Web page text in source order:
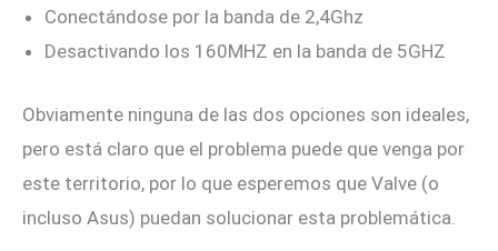
Conectándose por la banda de 2,4Ghz
Desactivando los 160MHZ en la banda de 5GHZ
Obviamente ninguna de las dos opciones son ideales,
pero está claro que el problema puede que venga por
este territorio, por lo que esperemos que Valve (o
incluso Asus) puedan solucionar esta problemática.